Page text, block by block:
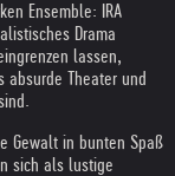
Ensemble: IRA
Drama
lassen,
Thea­ter und
Gewalt in bunten Spaß
sich als lustige